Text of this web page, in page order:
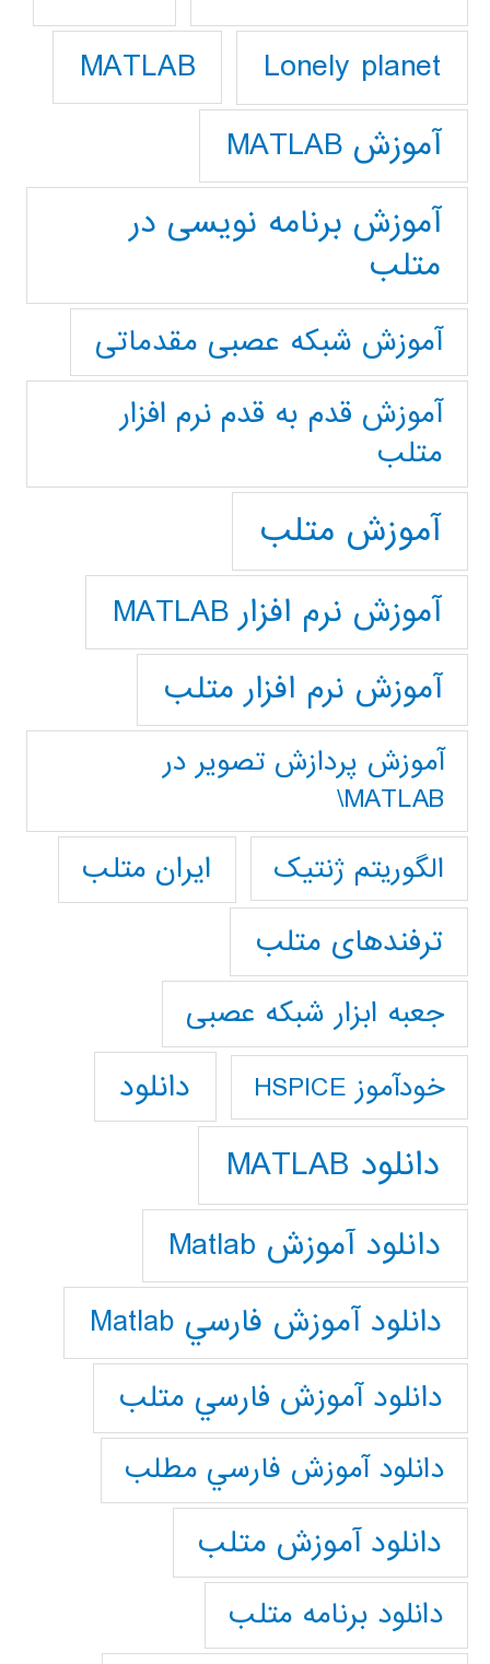
Lonely planet
MATLAB
آموزش MATLAB
آموزش برنامه نویسی در
متلب
آموزش شبکه عصبی مقدماتی
آموزش قدم به قدم نرم افزار
متلب
آموزش متلب
آموزش نرم افزار MATLAB
آموزش نرم افزار متلب
آموزش پردازش تصوير در
MATLAB\
الگوریتم ژنتیک
ایران متلب
ترفندهای متلب
جعبه ابزار شبکه عصبی
خودآموز HSPICE دانلود
دانلود MATLAB
دانلود آموزش Matlab
دانلود آموزش فارسي Matlab
دانلود آموزش فارسي متلب
دانلود آموزش فارسي مطلب
دانلود آموزش متلب
دانلود برنامه متلب